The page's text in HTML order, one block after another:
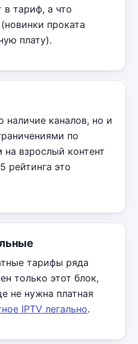
в тариф, а что
проката
плату).
наличие каналов, но и
по
взрослый контент
рейтинга это
тарифы ряда
только этот блок,
не нужна платная
IPTV легально.